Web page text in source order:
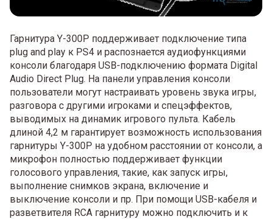
Гарнитура Y-300P поддерживает подключение типа
plug and play к PS4 и распознается аудиофункциями
консоли благодаря USB-подключению формата Digital
Audio Direct Plug. На панели управления консоли
пользователи могут настраивать уровень звука игры,
разговора с другими игроками и спецэффектов,
выводимых на динамик игрового пульта. Кабель
длиной 4,2 м гарантирует возможность использования
гарнитуры Y-300P на удобном расстоянии от консоли, а
микрофон полностью поддерживает функции
голосового управления, такие, как запуск игры,
выполнение снимков экрана, включение и
выключение консоли и пр. При помощи USB-кабеля и
разветвителя RCA гарнитуру можно подключить и к